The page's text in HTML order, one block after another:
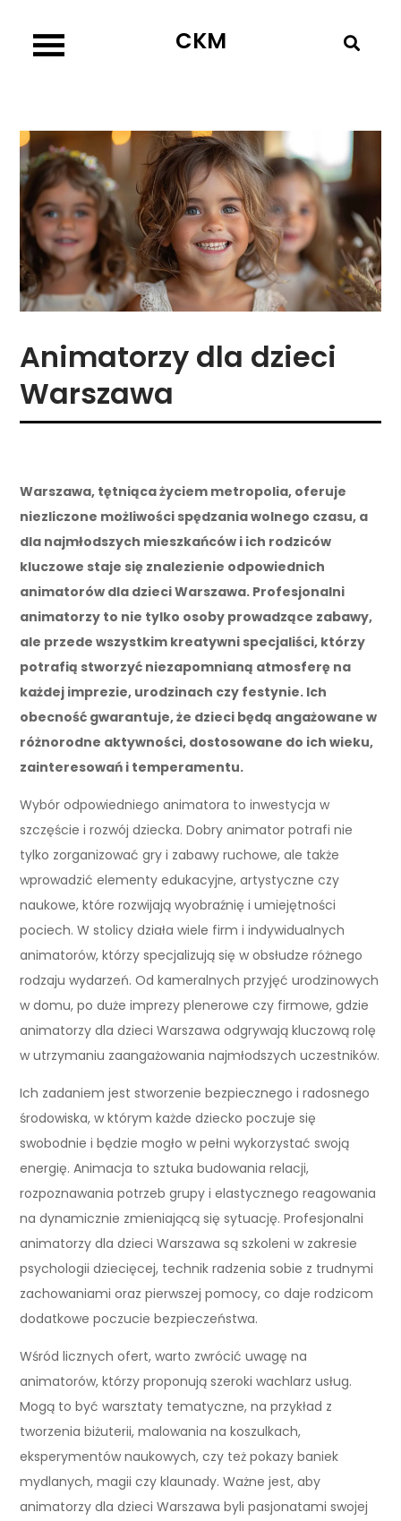
content
CKM
Animatorzy dla dzieci
Warszawa
Warszawa, tętniąca życiem metropolia, oferuje
niezliczone możliwości spędzania wolnego czasu, a
dla najmłodszych mieszkańców i ich rodziców
kluczowe staje się znalezienie odpowiednich
animatorów dla dzieci Warszawa. Profesjonalni
animatorzy to nie tylko osoby prowadzące zabawy,
ale przede wszystkim kreatywni specjaliści, którzy
potrafią stworzyć niezapomnianą atmosferę na
każdej imprezie, urodzinach czy festynie. Ich
obecność gwarantuje, że dzieci będą angażowane w
różnorodne aktywności, dostosowane do ich wieku,
zainteresowań i temperamentu.
Wybór odpowiedniego animatora to inwestycja w
szczęście i rozwój dziecka. Dobry animator potrafi nie
tylko zorganizować gry i zabawy ruchowe, ale także
wprowadzić elementy edukacyjne, artystyczne czy
naukowe, które rozwijają wyobraźnię i umiejętności
pociech. W stolicy działa wiele firm i indywidualnych
animatorów, którzy specjalizują się w obsłudze różnego
rodzaju wydarzeń. Od kameralnych przyjęć urodzinowych
w domu, po duże imprezy plenerowe czy firmowe, gdzie
animatorzy dla dzieci Warszawa odgrywają kluczową rolę
w utrzymaniu zaangażowania najmłodszych uczestników.
Ich zadaniem jest stworzenie bezpiecznego i radosnego
środowiska, w którym każde dziecko poczuje się
swobodnie i będzie mogło w pełni wykorzystać swoją
energię. Animacja to sztuka budowania relacji,
rozpoznawania potrzeb grupy i elastycznego reagowania
na dynamicznie zmieniającą się sytuację. Profesjonalni
animatorzy dla dzieci Warszawa są szkoleni w zakresie
psychologii dziecięcej, technik radzenia sobie z trudnymi
zachowaniami oraz pierwszej pomocy, co daje rodzicom
dodatkowe poczucie bezpieczeństwa.
Wśród licznych ofert, warto zwrócić uwagę na
animatorów, którzy proponują szeroki wachlarz usług.
Mogą to być warsztaty tematyczne, na przykład z
tworzenia biżuterii, malowania na koszulkach,
eksperymentów naukowych, czy też pokazy baniek
mydlanych, magii czy klaunady. Ważne jest, aby
animatorzy dla dzieci Warszawa byli pasjonatami swojej